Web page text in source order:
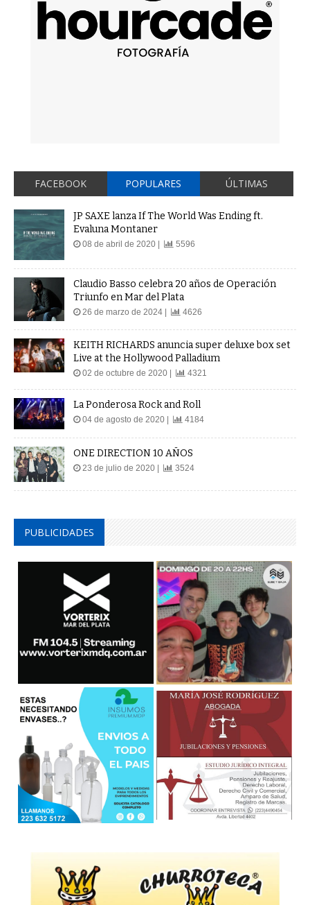
FACEBOOK POPULARES ÚLTIMAS
JP SAXE lanza If The World Was Ending ft.
Evaluna Montaner
08 de abril de 2020 | 5596
Claudio Basso celebra 20 años de Operación
Triunfo en Mar del Plata
26 de marzo de 2024 | 4626
KEITH RICHARDS anuncia super deluxe box set
Live at the Hollywood Palladium
02 de octubre de 2020 | 4321
La Ponderosa Rock and Roll
04 de agosto de 2020 | 4184
ONE DIRECTION 10 AÑOS
23 de julio de 2020 | 3524
PUBLICIDADES